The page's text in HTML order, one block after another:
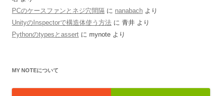
PCのケースファンとネジ穴間隔 に nanabach より
UnityのInspectorで構造体使う方法 に 青井 より
Pythonのtypesとassert に mynote より
MY NOTEについて